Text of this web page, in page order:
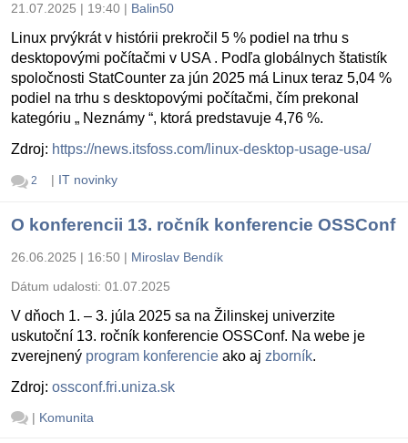
21.07.2025 | 19:40 | Balin50
Linux prvýkrát v histórii prekročil 5 % podiel na trhu s
desktopovými počítačmi v USA . Podľa globálnych štatistík
spoločnosti StatCounter za jún 2025 má Linux teraz 5,04 %
podiel na trhu s desktopovými počítačmi, čím prekonal
kategóriu „ Neznámy “, ktorá predstavuje 4,76 %.
Zdroj: https://news.itsfoss.com/linux-desktop-usage-usa/
2 | IT novinky
O konferencii 13. ročník konferencie OSSConf
26.06.2025 | 16:50 | Miroslav Bendík
Dátum udalosti: 01.07.2025
V dňoch 1. – 3. júla 2025 sa na Žilinskej univerzite
uskutoční 13. ročník konferencie OSSConf. Na webe je
zverejnený program konferencie ako aj zborník.
Zdroj: ossconf.fri.uniza.sk
| Komunita